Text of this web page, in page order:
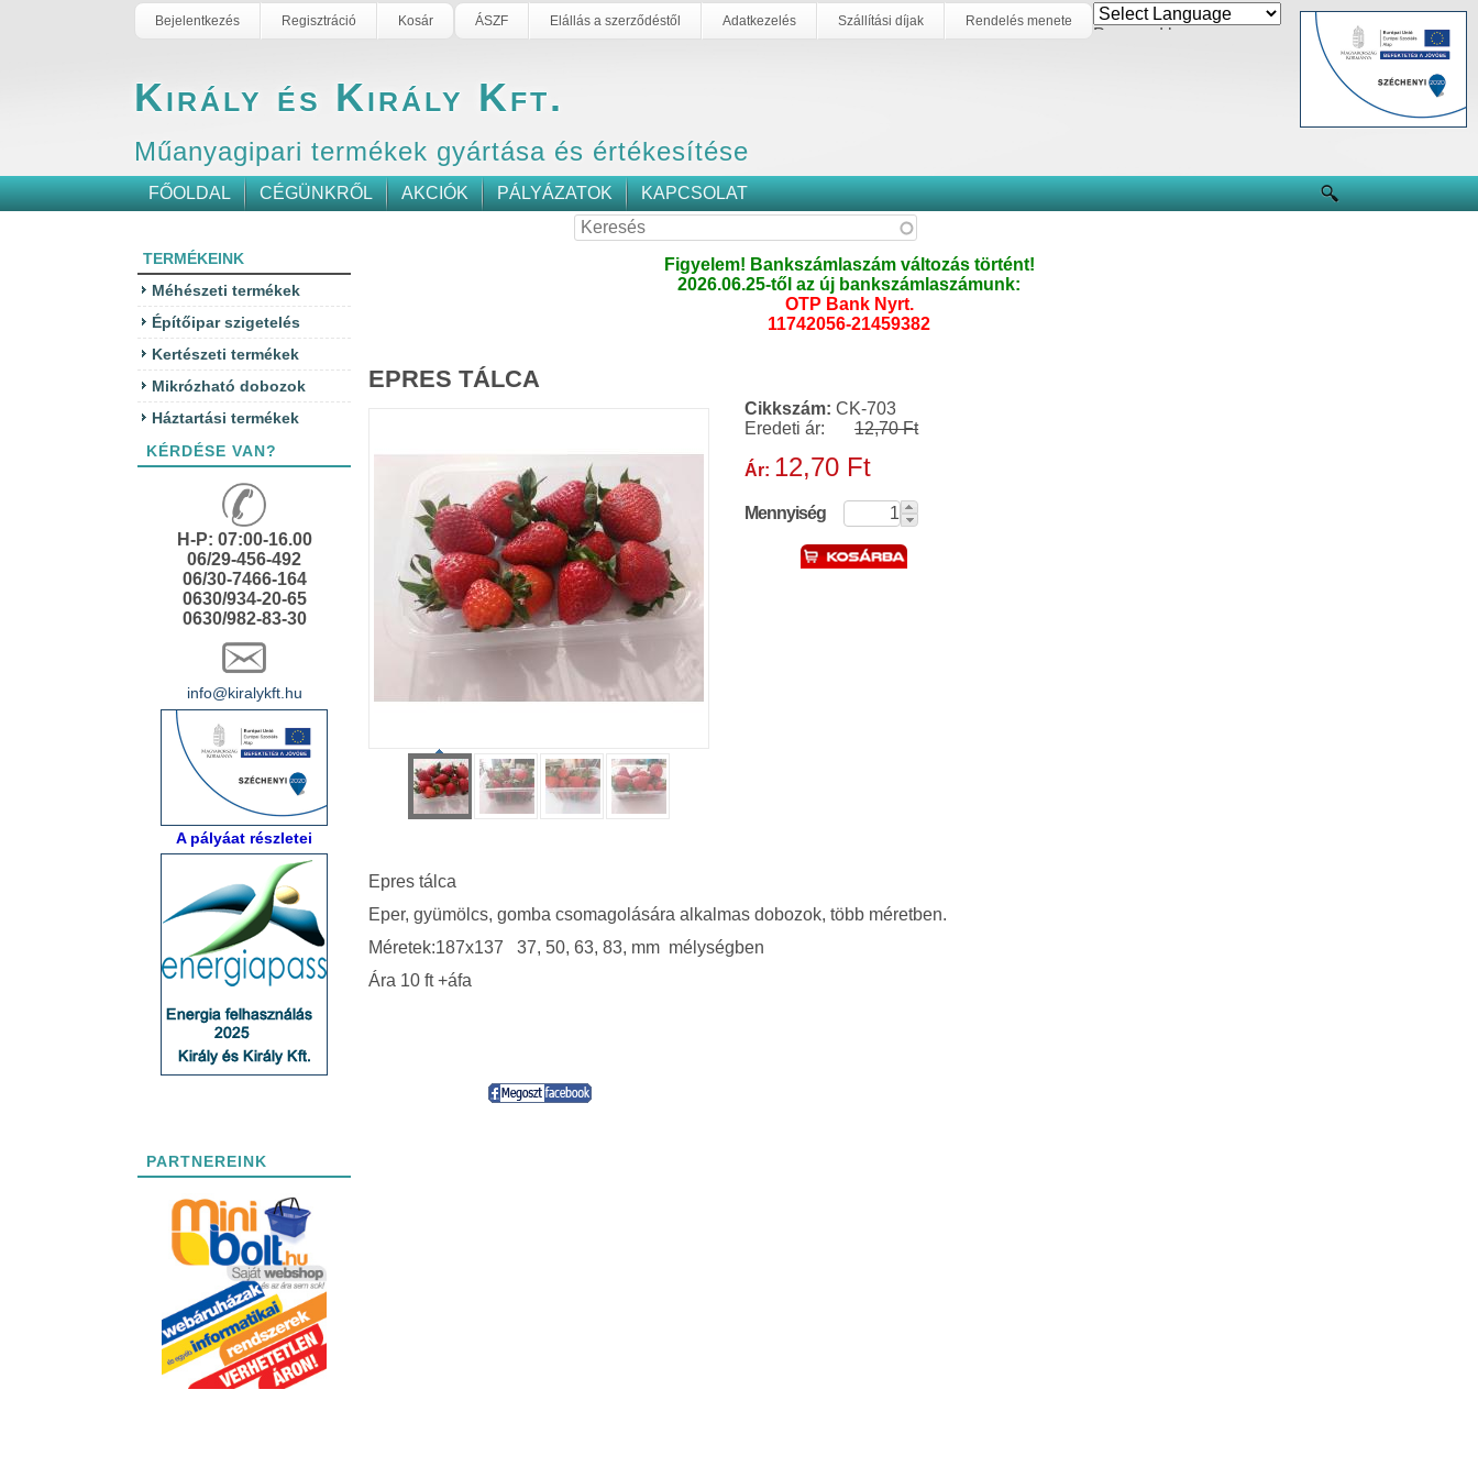
Bejelentkezés Regisztráció Kosár ÁSZF Elállás a szerződéstől Adatkezelés Szállítási díjak Rendelés menete
Powered by
Király és Király Kft.
Műanyagipari termékek gyártása és értékesítése
FŐOLDAL CÉGÜNKRŐL AKCIÓK PÁLYÁZATOK KAPCSOLAT
TERMÉKEINK
Méhészeti termékek
Építőipar szigetelés
Kertészeti termékek
Mikrózható dobozok
Háztartási termékek
KÉRDÉSE VAN?
H-P: 07:00-16.00
06/29-456-492
06/30-7466-164
0630/934-20-65
0630/982-83-30
info@kiralykft.hu
A pályáat részletei
PARTNEREINK
Figyelem! Bankszámlaszám változás történt!
2026.06.25-től az új bankszámlaszámunk:
OTP Bank Nyrt.
11742056-21459382
EPRES TÁLCA
Cikkszám: CK-703
Eredeti ár:
12,70 Ft
Ár: 12,70 Ft
Mennyiség
Epres tálca
Eper, gyümölcs, gomba csomagolására alkalmas dobozok, több méretben.
Méretek:187x137 37, 50, 63, 83, mm mélységben
Ára 10 ft +áfa